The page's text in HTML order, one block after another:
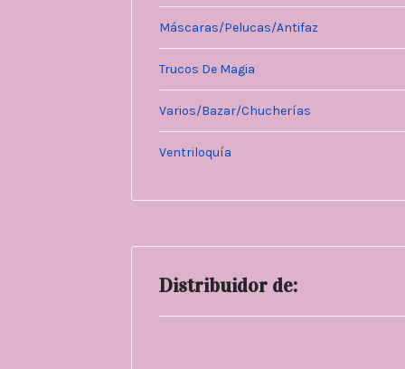
Máscaras/Pelucas/Antifaz
Trucos De Magia
Varios/Bazar/Chucherías
Ventriloquía
Distribuidor de: